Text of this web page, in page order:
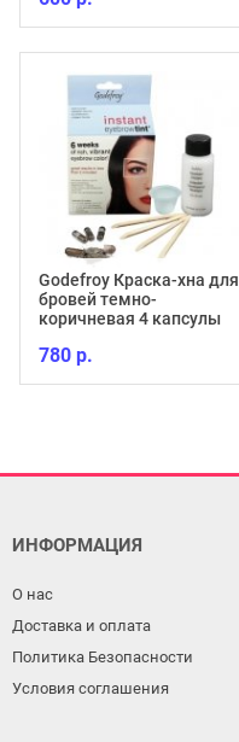
Godefroy Краска-хна для
бровей темно-
коричневая 4 капсулы
780 р.
ИНФОРМАЦИЯ
О нас
Доставка и оплата
Политика Безопасности
Условия соглашения